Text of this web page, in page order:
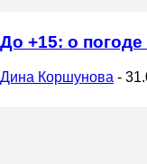
До +15: о
Дина Коршунова -